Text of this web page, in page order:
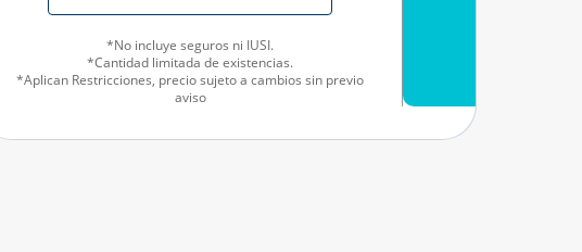
*No incluye seguros ni IUSI.
*Cantidad limitada de existencias.
*Aplican Restricciones, precio sujeto a cambios sin previo
aviso